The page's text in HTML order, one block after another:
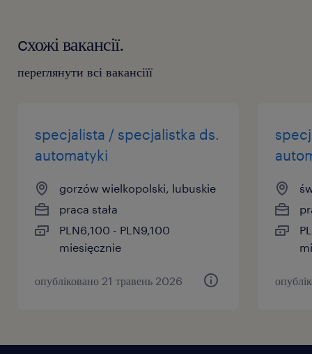
cхожі вакансії.
переглянути всі вакансіїї
specjalista / specjalistka ds.
automatyki
gorzów wielkopolski, lubuskie
praca stała
PLN6,100 - PLN9,100
miesięcznie
опубліковано 21 травень 2026